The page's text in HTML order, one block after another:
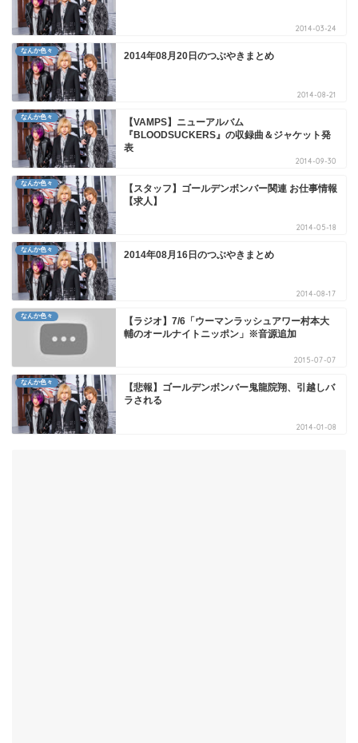
2014-03-24
なんか色々 2014年08月20日のつぶやきまとめ
2014-08-21
なんか色々
【VAMPS】ニューアルバム
『BLOODSUCKERS』の収録曲＆ジャケット発
表
2014-09-30
なんか色々
【スタッフ】ゴールデンボンバー関連 お仕事情報
【求人】
2014-05-18
なんか色々 2014年08月16日のつぶやきまとめ
2014-08-17
なんか色々
【ラジオ】7/6「ウーマンラッシュアワー村本大
輔のオールナイトニッポン」※音源追加
2015-07-07
なんか色々
【悲報】ゴールデンボンバー鬼龍院翔、引越しバ
ラされる
2014-01-08